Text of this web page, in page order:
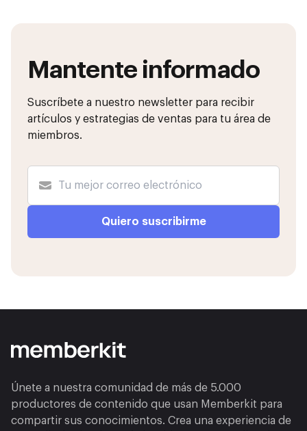
Mantente informado
Suscríbete a nuestro newsletter para recibir
artículos y estrategias de ventas para tu área de
miembros.
Únete a nuestra comunidad de más de 5.000
productores de contenido que usan Memberkit para
compartir sus conocimientos. Crea una experiencia de